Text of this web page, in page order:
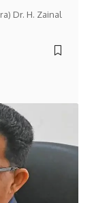
Dr. H. Zainal